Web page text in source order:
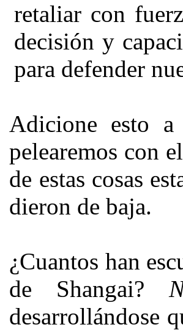
retaliar con
decisión y
para defender
Adicione esto
pelearemos con
de estas cosas
dieron de baja.
¿Cuantos han
de Shangai?
desarrollándose